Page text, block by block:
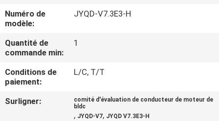
A
PROPOS
DE
NOUS
VISITE
Numéro de
modèle:
JYQD-V7.3E3-H
Quantité de
commande min:
1
Conditions de
paiement:
L/C, T/T
Surligner:
comité d'évaluation de conducteur de moteur de
bldc
, JYQD-V7, JYQD V7.3E3-H